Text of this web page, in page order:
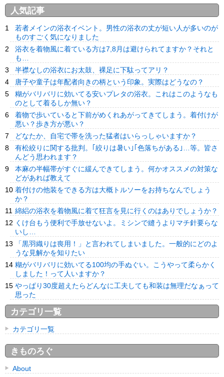
人気記事
若者メインの浴衣イベント。男性の浴衣の丈が短い人が多いのが
ものすごく気になりました
浴衣を着物風に着ている方は7,8月は避けられてますか？それと
も…
半襟なしの浴衣にお太鼓、裸足に下駄ってアリ？
唐子や童子は年配者向きの柄という印象。実際はどうなの？
糊がバリバリに効いてる安いプレタの浴衣。これはこのようなも
のとして着るしか無い？
着物で歩いていると下前がめくれあがってきてしまう。着付けが
悪い？歩き方が悪い？
どなたか、自宅で帯を洗った猛者はいらっしゃいますか？
有松絞りに関する批判。｢絞りは暑い｣｢色落ちがある｣…等。皆さ
んどう思われます？
本麻の半幅帯がすぐに緩んできてしまう。何かオススメの対策な
どがあれば教えて
着付けの他装をできる方は大概トルソーをお持ちなんでしょう
か？
綿絽の浴衣を着物風に着て狂言を見に行くのはありでしょうか？
くけ台もう便利で手放せないよ。ミシンで縫うよりマチ針要らな
いし…
「黒羽織りは喪用！」と言われてしまいました。一般的にどのよ
うな見解かを知りたい
糊がバリバリに効いてる100均の手ぬぐい。こうやって柔らかく
しました！って人いますか？
やっぱり30度超えたらどんなに工夫しても和装は無理だなぁって
思った
カテゴリ一覧
カテゴリ一覧
きものろぐ
About